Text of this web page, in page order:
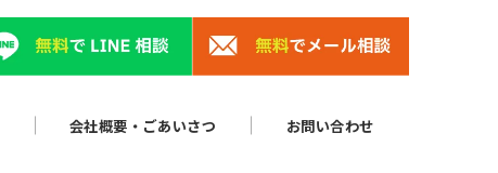
会社概要・ごあいさつ お問い合わせ